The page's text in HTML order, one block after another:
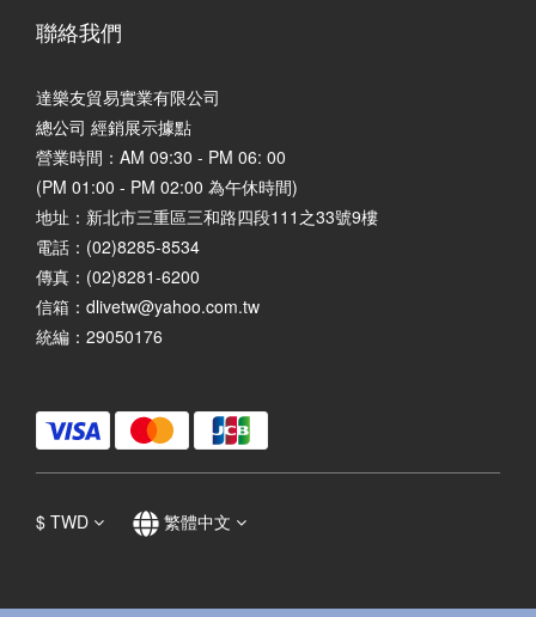
聯絡我們
達樂友貿易實業有限公司
總公司 經銷展示據點
營業時間：AM 09:30 - PM 06: 00
(PM 01:00 - PM 02:00 為午休時間)
地址： 新北市三重區三和路四段111之33號9樓
電話：(02)8285-8534
傳真：(02)8281-6200
信箱：dlivetw@yahoo.com.tw
統編：29050176
$ TWD 繁體中文